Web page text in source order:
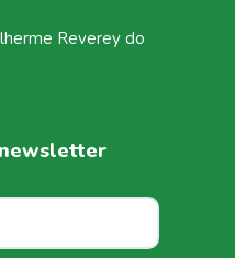
Reverey do
newsletter